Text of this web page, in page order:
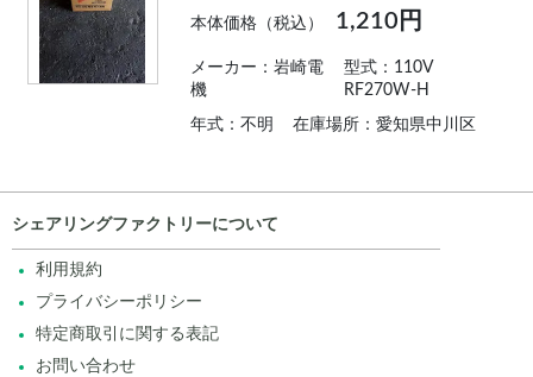
本体価格（税込） 1,210円
メーカー：岩崎電
機
型式：110V
RF270W-H
年式：不明 在庫場所：愛知県中川区
シェアリングファクトリーについて
利用規約
プライバシーポリシー
特定商取引に関する表記
お問い合わせ